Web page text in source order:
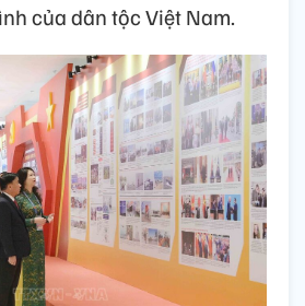
của dân tộc Việt Nam.